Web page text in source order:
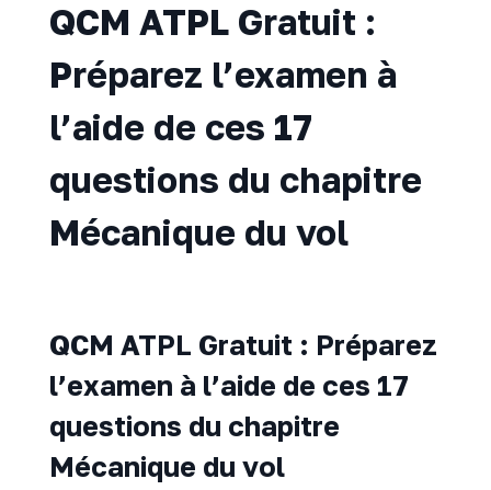
QCM ATPL Gratuit :
Préparez l’examen à
l’aide de ces 17
questions du chapitre
Mécanique du vol
QCM ATPL Gratuit : Préparez
l’examen à l’aide de ces 17
questions du chapitre
Mécanique du vol